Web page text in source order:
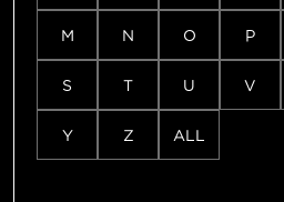
M N O P
S T U V
Y Z ALL